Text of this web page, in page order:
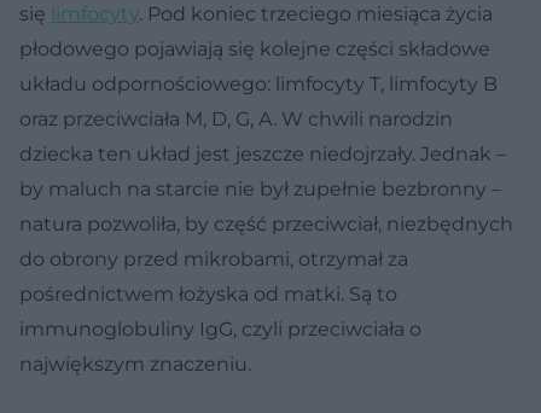
się limfocyty. Pod koniec trzeciego miesiąca życia
płodowego pojawiają się kolejne części składowe
układu odpornościowego: limfocyty T, limfocyty B
oraz przeciwciała M, D, G, A. W chwili narodzin
dziecka ten układ jest jeszcze niedojrzały. Jednak –
by maluch na starcie nie był zupełnie bezbronny –
natura pozwoliła, by część przeciwciał, niezbędnych
do obrony przed mikrobami, otrzymał za
pośrednictwem łożyska od matki. Są to
immunoglobuliny IgG, czyli przeciwciała o
największym znaczeniu.